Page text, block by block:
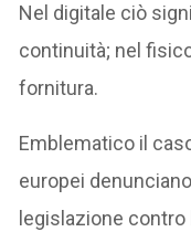
Nel digitale ciò
continuità; nel
fornitura.
Emblematico il
europei
legislazione